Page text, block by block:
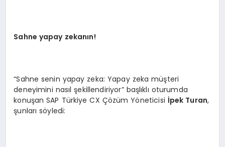
Sahne yapay zekanın!
“Sahne senin yapay zeka: Yapay zeka müşteri
deneyimini nasıl şekillendiriyor” başlıklı oturumda
konuşan SAP Türkiye CX Çözüm Yöneticisi İpek Turan,
şunları söyledi: